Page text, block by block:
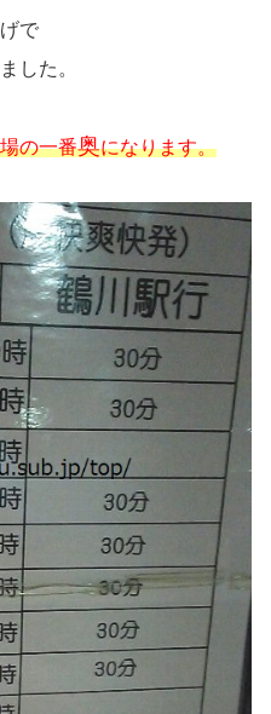
で
した。
の一番奥になります。